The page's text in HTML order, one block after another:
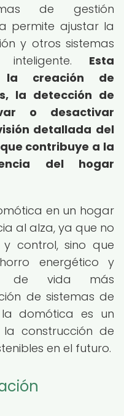
de gestión
permite ajustar la
y otros sistemas
Esta
la creación de
la detección de
o desactivar
detallada del
contribuye a la
del hogar
en un hogar
al alza, ya que no
control, sino que
energético y
de vida más
de sistemas de
domótica es un
construcción de
en el futuro.